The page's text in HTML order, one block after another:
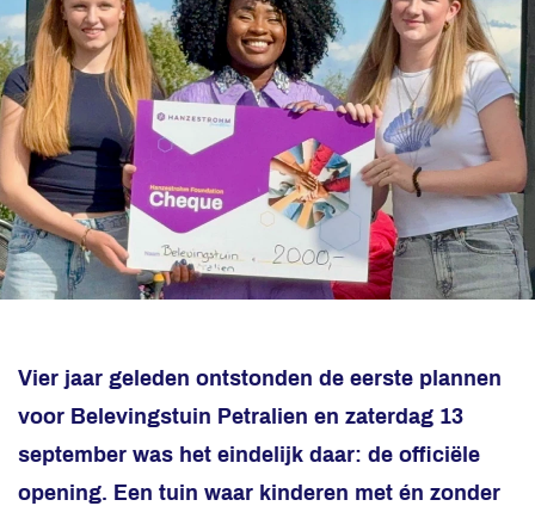
Vier jaar geleden ontstonden de eerste plannen
voor Belevingstuin Petralien en zaterdag 13
september was het eindelijk daar: de officiële
opening. Een tuin waar kinderen met én zonder